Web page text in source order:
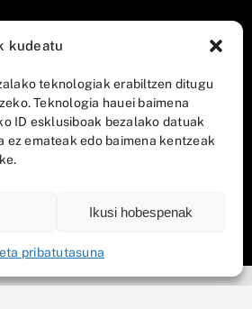
kudeatu
teknologiak erabiltzen ditugu
Teknologia hauei baimena
ID esklusiboak bezalako datuak
ez emateak edo baimena kentzeak
Ikusi hobespenak
pribatutasuna